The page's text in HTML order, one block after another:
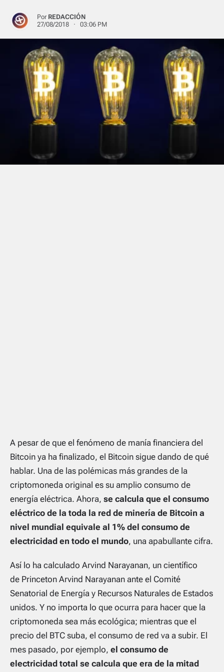
Por REDACCIÓN
27/08/2018 · 03:06 PM
A pesar de que el fenómeno de manía financiera del
Bitcoin ya ha finalizado, el Bitcoin sigue dando de qué
hablar. Una de las polémicas más grandes de la
criptomoneda original es su amplio consumo de
energía eléctrica. Ahora, se calcula que el consumo
eléctrico de la toda la red de minería de Bitcoin a
nivel mundial equivale al 1% del consumo de
electricidad en todo el mundo, una apabullante cifra.
Así lo ha calculado Arvind Narayanan, un científico
de Princeton Arvind Narayanan ante el Comité
Senatorial de Energía y Recursos Naturales de Estados
unidos. Y no importa lo que ocurra para hacer que la
criptomoneda sea más ecológica; mientras que el
precio del BTC suba, el consumo de red va a subir. El
mes pasado, por ejemplo, el consumo de
electricidad total se calcula que era de la mitad